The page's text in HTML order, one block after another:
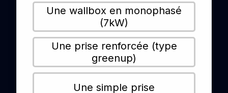
Une wallbox en monophasé
(7kW)
Une prise renforcée (type
greenup)
Une simple prise